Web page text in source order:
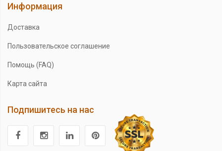
Информация
Доставка
Пользовательское соглашение
Помощь (FAQ)
Карта сайта
Подпишитесь на нас